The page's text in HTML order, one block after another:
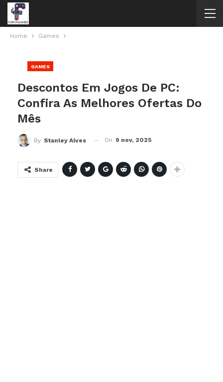
Home Games
GAMES
Descontos Em Jogos De PC:
Confira As Melhores Ofertas Do
Mês
By Stanley Alves On 9 nov, 2025
Share